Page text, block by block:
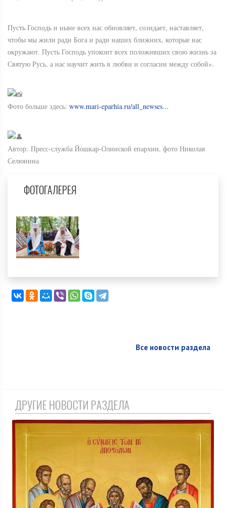
Пусть Господь и ныне всех нас обновляет, созидает, наставляет,
чтобы мы жили ради Бога и ради наших ближних, которые нас
окружают. Пусть Господь упокоит всех положивших свою жизнь за
Святую Русь, а нас научит жить в любви и согласии между собой».
Фото больше здесь: www.mari-eparhia.ru/all_newses...
Автор: Пресс-служба Йошкар-Олинской епархии, фото Николая
Селюнина
ФОТОГАЛЕРЕЯ
Все новости раздела
ДРУГИЕ НОВОСТИ РАЗДЕЛА